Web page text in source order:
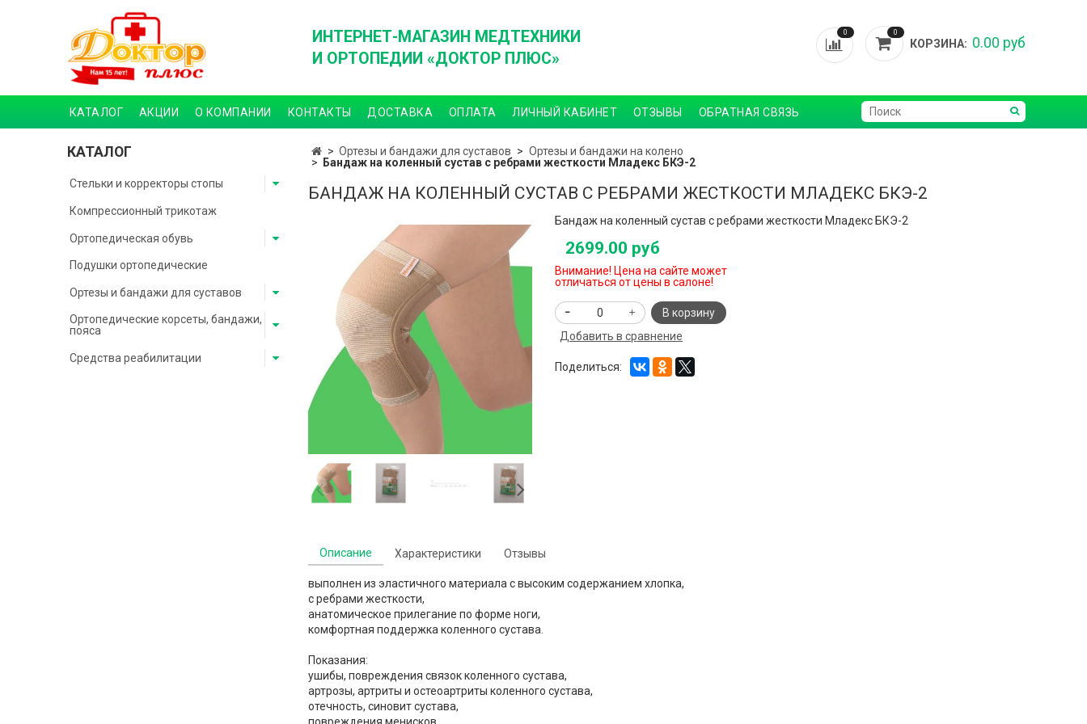
ИНТЕРНЕТ-МАГАЗИН МЕДТЕХНИКИ
И ОРТОПЕДИИ «ДОКТОР ПЛЮС»
0 0
КОРЗИНА: 0.00 руб
КАТАЛОГ АКЦИИ О КОМПАНИИ КОНТАКТЫ ДОСТАВКА ОПЛАТА ЛИЧНЫЙ КАБИНЕТ ОТЗЫВЫ ОБРАТНАЯ СВЯЗЬ
Ортезы и бандажи для суставов
Ортезы и бандажи на колено
Бандаж на коленный сустав с ребрами жесткости Младекс БКЭ-2
БАНДАЖ НА КОЛЕННЫЙ СУСТАВ С РЕБРАМИ ЖЕСТКОСТИ МЛАДЕКС БКЭ-2
Бандаж на коленный сустав с ребрами жесткости Младекс БКЭ-2
2699.00 руб
Внимание! Цена на сайте может
отличаться от цены в салоне!
В корзину
Добавить в сравнение
Поделиться:
Описание
выполнен из эластичного материала с высоким содержанием хлопка,
с ребрами жесткости,
анатомическое прилегание по форме ноги,
комфортная поддержка коленного сустава.
Показания:
ушибы, повреждения связок коленного сустава,
артрозы, артриты и остеоартриты коленного сустава,
отечность, синовит сустава,
Характеристики Отзывы
КАТАЛОГ
Стельки и корректоры стопы
Компрессионный трикотаж
Ортопедическая обувь
Подушки ортопедические
Ортезы и бандажи для суставов
Ортопедические корсеты, бандажи,
пояса
Средства реабилитации